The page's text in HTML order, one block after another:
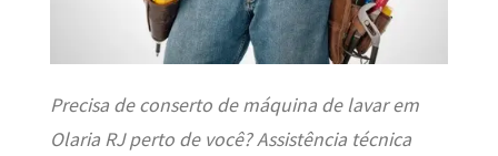
Precisa de conserto de máquina de lavar em
Olaria RJ perto de você? Assistência técnica